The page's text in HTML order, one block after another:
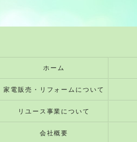
ホーム
家電販売・リフォームについて
リユース事業について
会社概要